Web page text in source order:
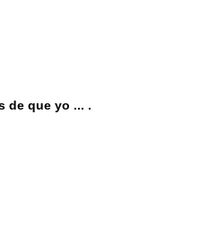
de que yo ... .